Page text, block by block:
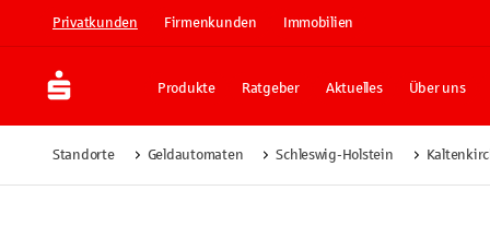
Privatkunden Firmenkunden Immobilien
Produkte Ratgeber Aktuelles Über uns
Standorte Geldautomaten Schleswig-Holstein